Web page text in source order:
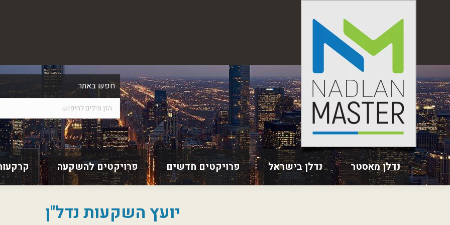
חפש באתר
נדלן מאסטר נדלן בישראל פרויקטים חדשים פרויקטים להשקעה
יועץ השקעות נדל"ן